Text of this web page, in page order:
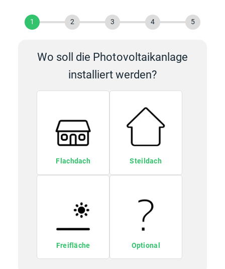
1 2 3 4 5
Wo soll die Photovoltaikanlage
installiert werden?
Flachdach Steildach
Freifläche Optional